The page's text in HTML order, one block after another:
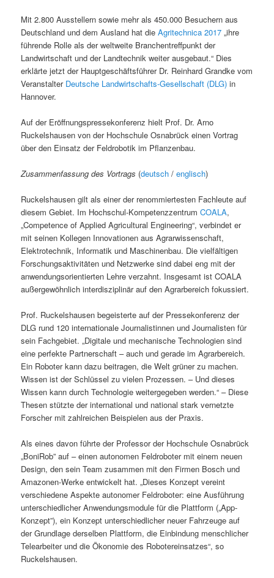
Mit 2.800 Ausstellern sowie mehr als 450.000 Besuchern aus
Deutschland und dem Ausland hat dieAgritechnica 2017 „ihre
führende Rolle als der weltweite Branchentreffpunkt der
Landwirtschaft und der Landtechnik weiter ausgebaut.“ Dies
erklärte jetzt der Hauptgeschäftsführer Dr. Reinhard Grandke vom
Veranstalter Deutsche Landwirtschafts-Gesellschaft (DLG) in
Hannover.
Auf der Eröffnungspressekonferenz hielt Prof. Dr. Arno
Ruckelshausen von der Hochschule Osnabrück einen Vortrag
über den Einsatz der Feldrobotik im Pflanzenbau.
Zusammenfassung des Vortrags (deutsch/englisch)
Ruckelshausen gilt als einer der renommiertesten Fachleute auf
diesem Gebiet. Im Hochschul-KompetenzzentrumCOALA,
„Competence of Applied Agricultural Engineering“, verbindet er
mit seinen Kollegen Innovationen aus Agrarwissenschaft,
Elektrotechnik, Informatik und Maschinenbau. Die vielfältigen
Forschungsaktivitäten und Netzwerke sind dabei eng mit der
anwendungsorientierten Lehre verzahnt. Insgesamt ist COALA
außergewöhnlich interdisziplinär auf den Agrarbereich fokussiert.
Prof. Ruckelshausen begeisterte auf der Pressekonferenz der
DLG rund 120 internationale Journalistinnen und Journalisten für
sein Fachgebiet. „Digitale und mechanische Technologien sind
eine perfekte Partnerschaft – auch und gerade im Agrarbereich.
Ein Roboter kann dazu beitragen, die Welt grüner zu machen.
Wissen ist der Schlüssel zu vielen Prozessen. – Und dieses
Wissen kann durch Technologie weitergegeben werden.“ – Diese
Thesen stützte der international und national stark vernetzte
Forscher mit zahlreichen Beispielen aus der Praxis.
Als eines davon führte der Professor der Hochschule Osnabrück
„BoniRob” auf – einen autonomen Feldroboter mit einem neuen
Design, den sein Team zusammen mit den Firmen Bosch und
Amazonen-Werke entwickelt hat. „Dieses Konzept vereint
verschiedene Aspekte autonomer Feldroboter: eine Ausführung
unterschiedlicher Anwendungsmodule für die Plattform („App-
Konzept”), ein Konzept unterschiedlicher neuer Fahrzeuge auf
der Grundlage derselben Plattform, die Einbindung menschlicher
Telearbeiter und die Ökonomie des Robotereinsatzes“, so
Ruckelshausen.